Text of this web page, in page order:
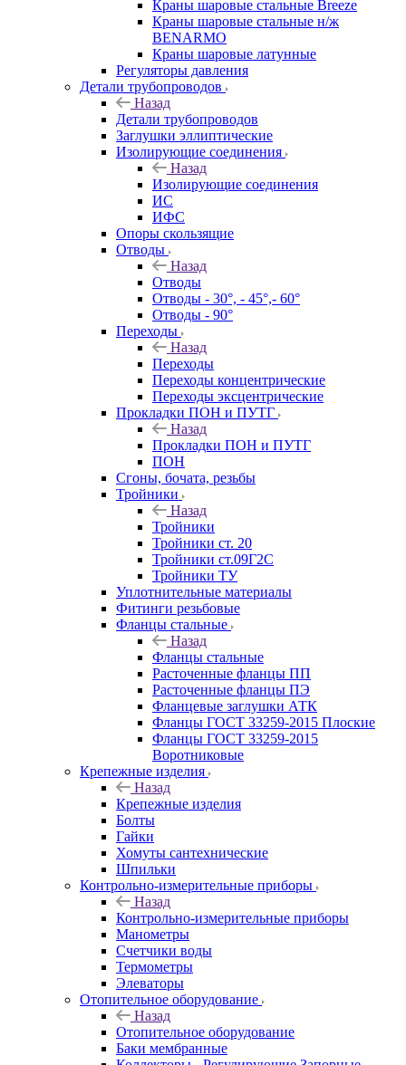
Краны шаровые стальные Breeze
Краны шаровые стальные н/ж
BENARMO
Краны шаровые латунные
Регуляторы давления
Детали трубопроводов
Назад
Детали трубопроводов
Заглушки эллиптические
Изолирующие соединения
Назад
Изолирующие соединения
ИС
ИФС
Опоры скользящие
Отводы
Назад
Отводы
Отводы - 30°, - 45°,- 60°
Отводы - 90°
Переходы
Назад
Переходы
Переходы концентрические
Переходы эксцентрические
Прокладки ПОН и ПУТГ
Назад
Прокладки ПОН и ПУТГ
ПОН
Сгоны, бочата, резьбы
Тройники
Назад
Тройники
Тройники ст. 20
Тройники ст.09Г2С
Тройники ТУ
Уплотнительные материалы
Фитинги резьбовые
Фланцы стальные
Назад
Фланцы стальные
Расточенные фланцы ПП
Расточенные фланцы ПЭ
Фланцевые заглушки АТК
Фланцы ГОСТ 33259-2015 Плоские
Фланцы ГОСТ 33259-2015
Воротниковые
Крепежные изделия
Назад
Крепежные изделия
Болты
Гайки
Хомуты сантехнические
Шпильки
Контрольно-измерительные приборы
Назад
Контрольно-измерительные приборы
Манометры
Счетчики воды
Термометры
Элеваторы
Отопительное оборудование
Назад
Отопительное оборудование
Баки мембранные